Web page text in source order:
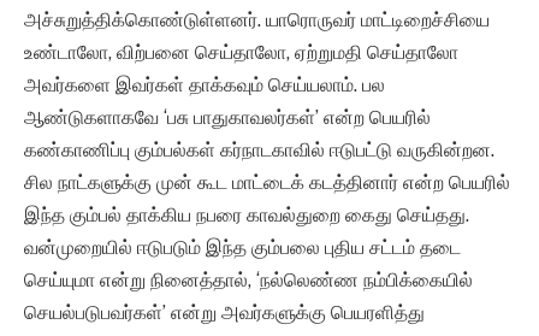
அச்சுறுத்திக்கொண்டுள்ளனர். யாரொருவர் மாட்டிறைச்சியை
உண்டாலோ, விற்பனை செய்தாலோ, ஏற்றுமதி செய்தாலோ
அவர்களை இவர்கள் தாக்கவும் செய்யலாம். பல
ஆண்டுகளாகவே ‘பசு பாதுகாவலர்கள்’ என்ற பெயரில்
கண்காணிப்பு கும்பல்கள் கர்நாடகாவில் ஈடுபட்டு வருகின்றன.
சில நாட்களுக்கு முன் கூட மாட்டைக் கடத்தினார் என்ற பெயரில்
இந்த கும்பல் தாக்கிய நபரை காவல்துறை கைது செய்தது.
வன்முறையில் ஈடுபடும் இந்த கும்பலை புதிய சட்டம் தடை
செய்யுமா என்று நினைத்தால், ‘நல்லெண்ண நம்பிக்கையில்
செயல்படுபவர்கள்’ என்று அவர்களுக்கு பெயரளித்து